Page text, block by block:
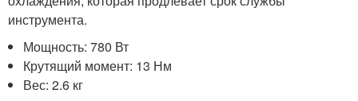
инструмента.
Мощность: 780 Вт
Крутящий момент: 13 Нм
Вес: 2.6 кг